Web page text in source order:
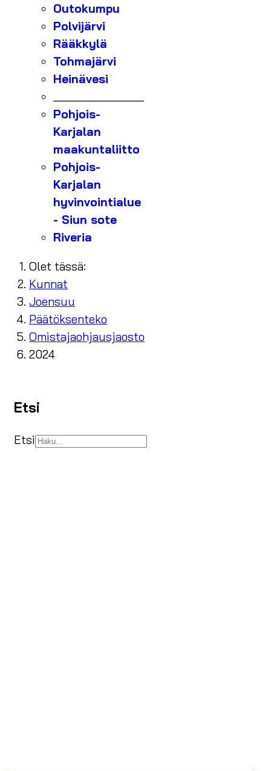
Outokumpu
Polvijärvi
Rääkkylä
Tohmajärvi
Heinävesi
Pohjois-
Karjalan
maakuntaliitto
Pohjois-
Karjalan
hyvinvointialue
- Siun sote
Riveria
Olet tässä:
Kunnat
Joensuu
Päätöksenteko
Omistajaohjausjaosto
2024
Etsi
Etsi